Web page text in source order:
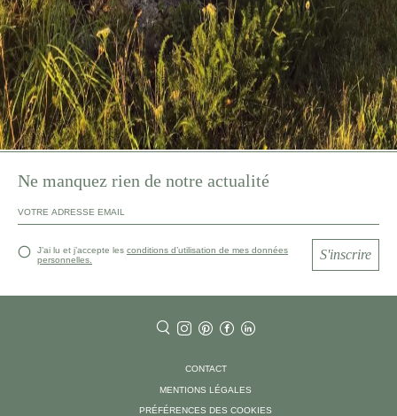
Ne manquez rien de notre actualité
J’ai lu et j’accepte les conditions d’utilisation de mes données
personnelles.
S'inscrire
CONTACT
MENTIONS LÉGALES
PRÉFÉRENCES DES COOKIES